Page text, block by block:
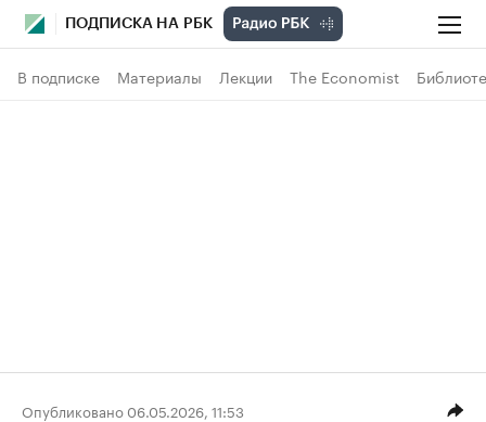
ПОДПИСКА НА РБК
В подписке Материалы Лекции The Economist
Опубликовано 06.05.2026, 11:53